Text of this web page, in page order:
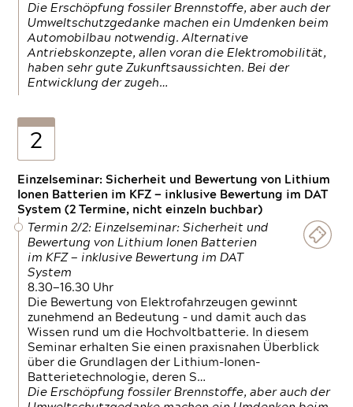
Die Erschöpfung fossiler Brennstoffe, aber auch der
Umweltschutzgedanke machen ein Umdenken beim
Automobilbau notwendig. Alternative
Antriebskonzepte, allen voran die Elektromobilität,
haben sehr gute Zukunftsaussichten. Bei der
Entwicklung der zugeh…
2
Einzelseminar: Sicherheit und Bewertung von Lithium
Ionen Batterien im KFZ — inklusive Bewertung im DAT
System (2 Termine, nicht einzeln buchbar)
Termin 2/2: Einzelseminar: Sicherheit und
Bewertung von Lithium Ionen Batterien
im KFZ — inklusive Bewertung im DAT
System
8.30—16.30 Uhr
Die Bewertung von Elektrofahrzeugen gewinnt
zunehmend an Bedeutung – und damit auch das
Wissen rund um die Hochvoltbatterie. In diesem
Seminar erhalten Sie einen praxisnahen Überblick
über die Grundlagen der Lithium-Ionen-
Batterietechnologie, deren S…
Die Erschöpfung fossiler Brennstoffe, aber auch der